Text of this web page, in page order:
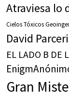
Atraviesa lo
Cielos Tóxicos
David
EL LADO B DE
Gran